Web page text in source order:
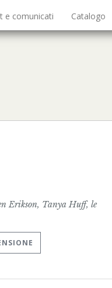
e comunicati Catalogo
Erikson, Tanya Huff, le